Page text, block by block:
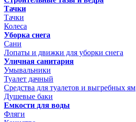
Тачки
Тачки
Колеса
Уборка снега
Сани
Лопаты и движки для уборки снега
Уличная санитария
Умывальники
Туалет дачный
Средства для туалетов и выгребных ям
Душевые баки
Емкости для воды
Фляги